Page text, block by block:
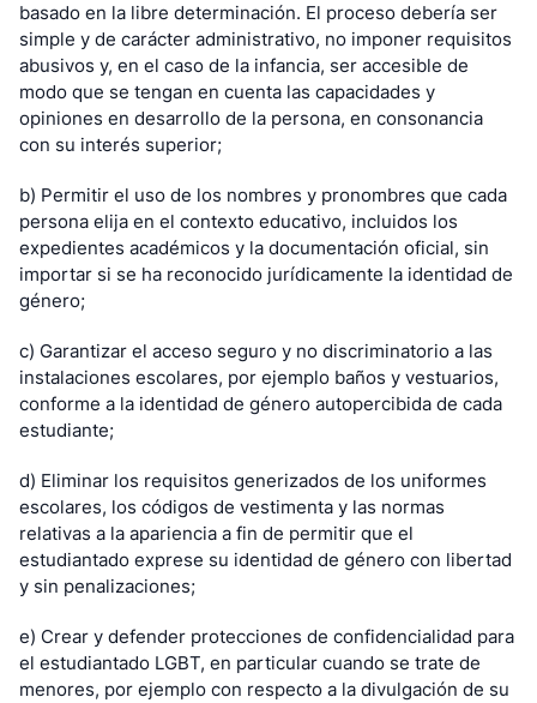
basado en la libre determinación. El proceso debería ser
simple y de carácter administrativo, no imponer requisitos
abusivos y, en el caso de la infancia, ser accesible de
modo que se tengan en cuenta las capacidades y
opiniones en desarrollo de la persona, en consonancia
con su interés superior;
b) Permitir el uso de los nombres y pronombres que cada
persona elija en el contexto educativo, incluidos los
expedientes académicos y la documentación oficial, sin
importar si se ha reconocido jurídicamente la identidad de
género;
c) Garantizar el acceso seguro y no discriminatorio a las
instalaciones escolares, por ejemplo baños y vestuarios,
conforme a la identidad de género autopercibida de cada
estudiante;
d) Eliminar los requisitos generizados de los uniformes
escolares, los códigos de vestimenta y las normas
relativas a la apariencia a fin de permitir que el
estudiantado exprese su identidad de género con libertad
y sin penalizaciones;
e) Crear y defender protecciones de confidencialidad para
el estudiantado LGBT, en particular cuando se trate de
menores, por ejemplo con respecto a la divulgación de su